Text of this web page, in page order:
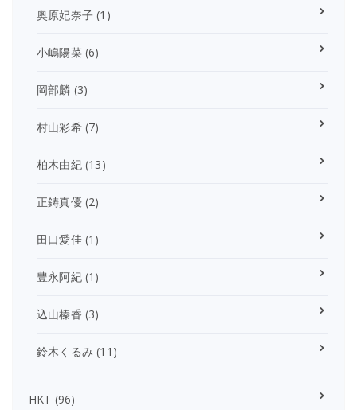
奥原妃奈子 (1)
小嶋陽菜(6)
岡部麟 (3)
村山彩希(7)
柏木由紀(13)
正鋳真優(2)
田口愛佳(1)
豊永阿紀(1)
込山榛香 (3)
鈴木くるみ (11)
HKT (96)